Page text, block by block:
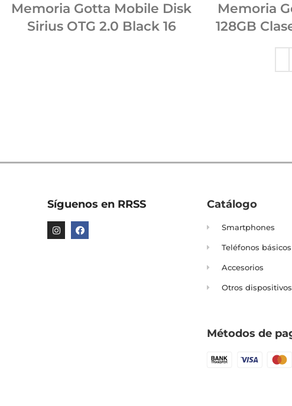
Memoria Gotta Mobile Disk
Sirius OTG 2.0 Black 16
Memoria
128GB
Síguenos en RRSS Catálogo
Smartphones
Teléfonos básicos
Accesorios
Otros dispositivos
Métodos de